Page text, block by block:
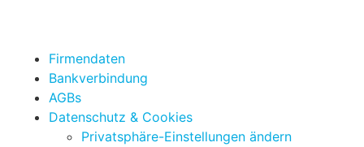
Firmendaten
Bankverbindung
AGBs
Datenschutz & Cookies
Privatsphäre-Einstellungen ändern